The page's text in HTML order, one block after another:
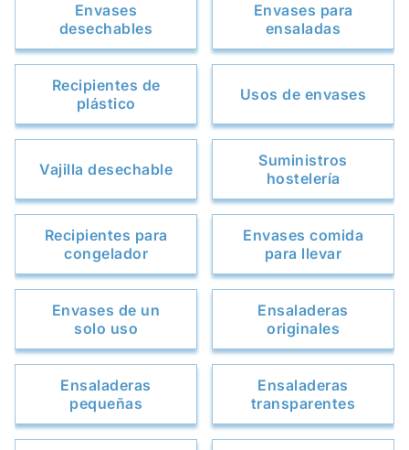
Envases
desechables
Envases para
ensaladas
Recipientes de
plástico
Usos de envases
Vajilla desechable
Suministros
hostelería
Recipientes para
congelador
Envases comida
para llevar
Envases de un
solo uso
Ensaladeras
originales
Ensaladeras
pequeñas
Ensaladeras
transparentes